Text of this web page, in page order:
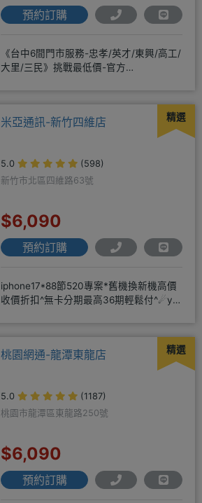
預約訂購
《台中6間門市服務-忠孝/英才/東興/高工/
大里/三民》挑戰最低價-官方
精選
米亞通訊-新竹四維店
5.0
(598)
新竹市北區四維路63號
$6,090
預約訂購
iphone17*88節520專案*舊機換新機高價
收價折扣^無卡分期最高36期輕鬆付^☄y
精選
桃園網通-龍潭東龍店
5.0
(1187)
桃園市龍潭區東龍路250號
$6,090
預約訂購